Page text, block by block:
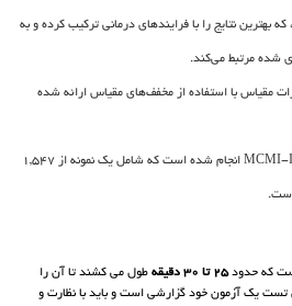
بهترین نتایج را با فرایندهای درمانی ترکیب کرده و به
شده مرتبط می‌کند.
مقیاس با استفاده از مخفف‌های مقیاس ارائه شده
نمونه‌گیری گسترده‌ای برای MCMI-IV انجام شده است که شامل یک نمونه از 1,547
که حدود25 تا 30 دقیقه
طول می کشند تا آن را
تست یک آزمون خود گزارشی است و باید با نظارت و